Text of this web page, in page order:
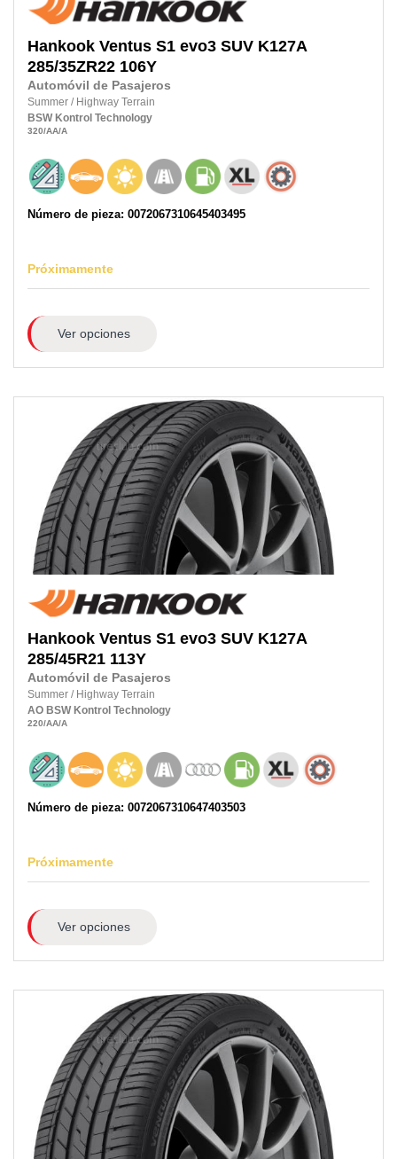
Hankook Ventus S1 evo3 SUV K127A
285/35ZR22 106Y
Automóvil de Pasajeros
Summer / Highway Terrain
BSW Kontrol Technology
320/AA/A
Número de pieza: 0072067310645403495
Próximamente
Ver opciones
Hankook Ventus S1 evo3 SUV K127A
285/45R21 113Y
Automóvil de Pasajeros
Summer / Highway Terrain
AO BSW Kontrol Technology
220/AA/A
Número de pieza: 0072067310647403503
Próximamente
Ver opciones